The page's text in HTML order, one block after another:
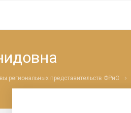
региональных представительств ФРиО